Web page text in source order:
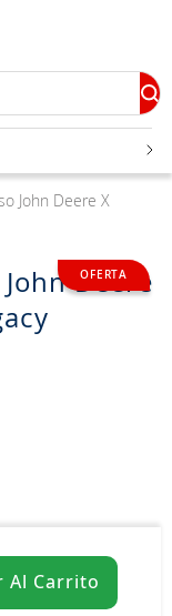
John Deere X
Deere
Al Carrito